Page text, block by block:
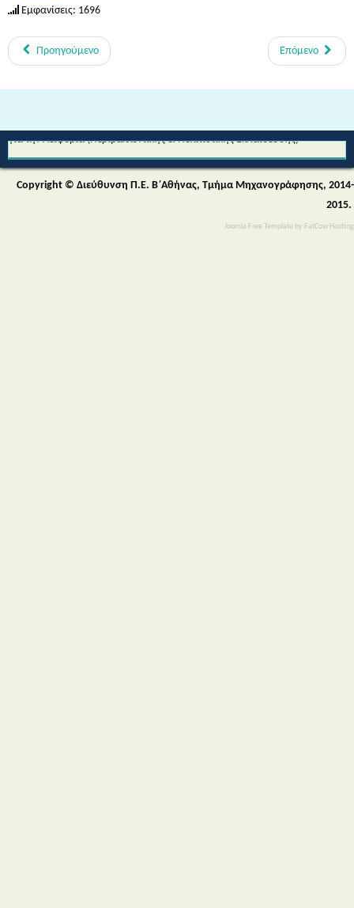
Joomla Free Template by FatCow Hosting
Εμφανίσεις: 1696
Προηγούμενο Επόμενο
Από τη Μυθολογία στο Διάστημα - Διεθνές Θεματικό Δίκτυο Εκπαίδευσης
για την Αειφορία (Περιβαλλοντικής & Πολιτιστικής Εκπαίδευσης)
Copyright © Διεύθυνση Π.Ε. Β΄Αθήνας, Τμήμα Μηχανογράφησης, 2014-
2015.